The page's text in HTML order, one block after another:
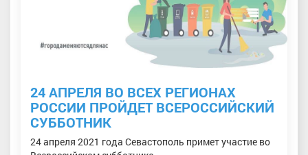
24 АПРЕЛЯ ВО ВСЕХ РЕГИОНАХ
РОССИИ ПРОЙДЕТ ВСЕРОССИЙСКИЙ
СУББОТНИК
24 апреля 2021 года Севастополь примет участие во